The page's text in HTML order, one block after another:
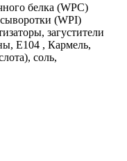
белка (WPC)
(WPI)
загустители
Е104 , Кармель,
соль,